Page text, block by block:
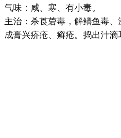
气味：咸、寒、有小毒。
主治：杀莨菪毒，解鳝鱼毒
成膏兴疥疮、癣疮。捣出汁滴